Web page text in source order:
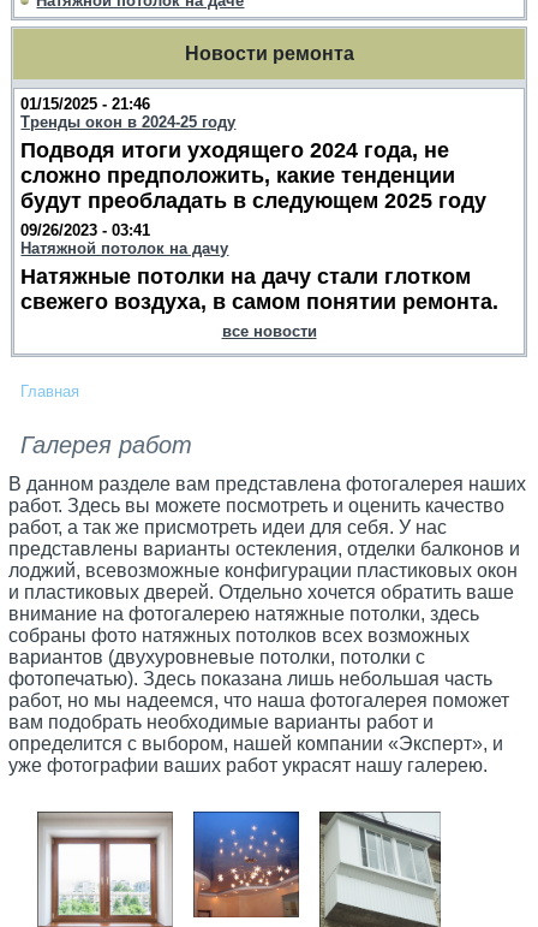
Новости ремонта
01/15/2025 - 21:46
Тренды окон в 2024-25 году
Подводя итоги уходящего 2024 года, не
сложно предположить, какие тенденции
будут преобладать в следующем 2025 году
09/26/2023 - 03:41
Натяжной потолок на дачу
Натяжные потолки на дачу стали глотком
свежего воздуха, в самом понятии ремонта.
все новости
Главная
Галерея работ
В данном разделе вам представлена фотогалерея наших
работ. Здесь вы можете посмотреть и оценить качество
работ, а так же присмотреть идеи для себя. У нас
представлены варианты остекления, отделки балконов и
лоджий, всевозможные конфигурации пластиковых окон
и пластиковых дверей. Отдельно хочется обратить ваше
внимание на фотогалерею натяжные потолки, здесь
собраны фото натяжных потолков всех возможных
вариантов (двухуровневые потолки, потолки с
фотопечатью). Здесь показана лишь небольшая часть
работ, но мы надеемся, что наша фотогалерея поможет
вам подобрать необходимые варианты работ и
определится с выбором, нашей компании «Эксперт», и
уже фотографии ваших работ украсят нашу галерею.